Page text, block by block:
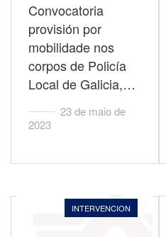
Convocatoria
provisión por
mobilidade nos
corpos de Policía
Local de Galicia,…
23 de maio de
2023
INTERVENCION